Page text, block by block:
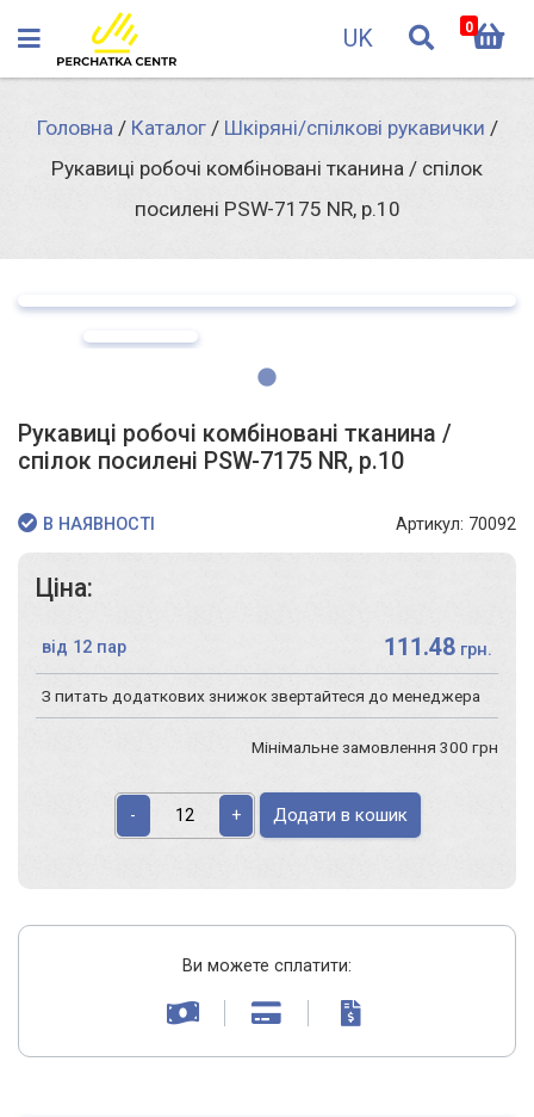
UK 0
Головна/ Каталог/ Шкіряні/спілкові рукавички /
Рукавиці робочі комбіновані тканина / спілок
посилені PSW-7175 NR, р.10
Рукавиці робочі комбіновані тканина /
спілок посилені PSW-7175 NR, р.10
В НАЯВНОСТІ Артикул: 70092
Ціна:
від 12 пар 111.48 грн.
З питать додаткових знижок звертайтеся до менеджера
Мінімальне замовлення 300 грн
- + Додати в кошик
Ви можете сплатити: